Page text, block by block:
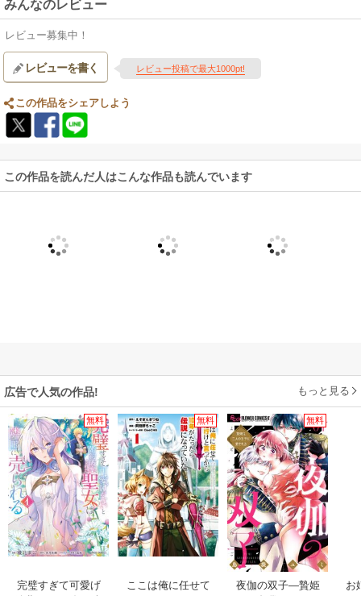
みんなのレビュー
レビュー募集中！
レビューを書く レビュー投稿で最大1000pt!
この作品をシェアしよう
この作品を読んだ人はこんな作品も読んでいます
広告で人気の作品! もっと見る
無料
完璧すぎて可愛げ
無料
ここは俺に任せて
無料
夜伽の双子―贄姫
お